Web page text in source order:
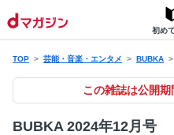
初め
TOP 芸能・音楽・エンタメ BUBKA
この雑誌は公開
BUBKA 2024年12月号